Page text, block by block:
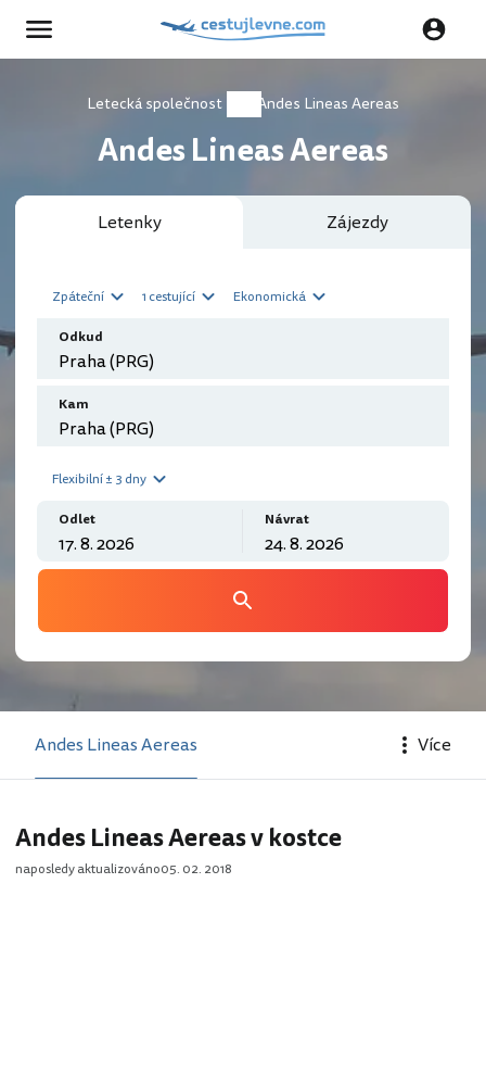
Letecká společnost Andes Lineas Aereas
Andes Lineas Aereas
Letenky Zájezdy
Zpáteční 1 cestující Ekonomická
Odkud
Kam
Flexibilní ± 3 dny
Odlet Návrat
Andes Lineas Aereas Více
Andes Lineas Aereas v kostce
naposledy aktualizováno05. 02. 2018